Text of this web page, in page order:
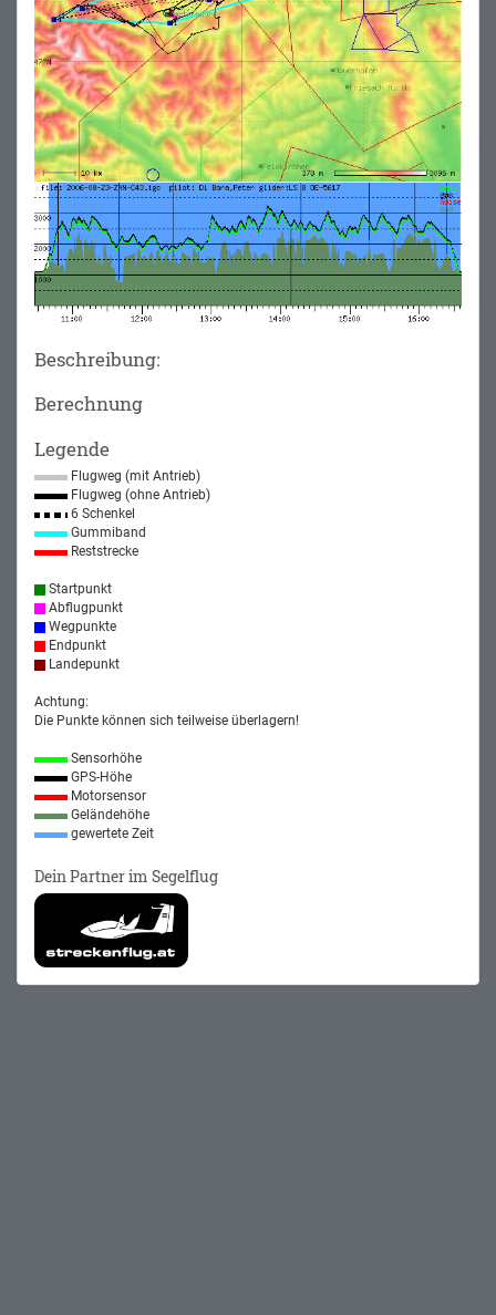
Beschreibung:
Berechnung
Legende
Flugweg (mit Antrieb)
Flugweg (ohne Antrieb)
6 Schenkel
Gummiband
Reststrecke
Startpunkt
Abflugpunkt
Wegpunkte
Endpunkt
Landepunkt
Achtung:
Die Punkte können sich teilweise überlagern!
Sensorhöhe
GPS-Höhe
Motorsensor
Geländehöhe
gewertete Zeit
Dein Partner im Segelflug